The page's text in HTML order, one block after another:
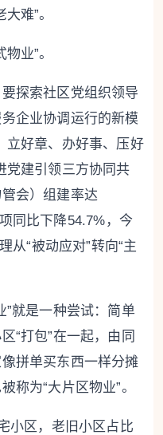
难”。
业”。
探索社区党组织领导
企业协调运行的新模
立好章、办好事、压好
党建引领三方协同共
会）组建率达
同比下降54.7%，今
从“被动应对”转向“主
就是一种尝试：简单
“打包”在一起，由同
拼单买东西一样分摊
称为“大片区物业”。
区，老旧小区占比